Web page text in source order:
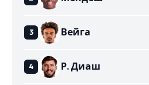
Вейга
Р. Диаш